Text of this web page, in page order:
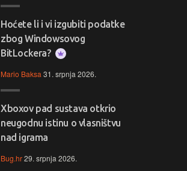
Hoćete li i vi izgubiti podatke
zbog Windowsovog
BitLockera?
Mario Baksa 31. srpnja 2026.
Xboxov pad sustava otkrio
neugodnu istinu o vlasništvu
nad igrama
Bug.hr29. srpnja 2026.